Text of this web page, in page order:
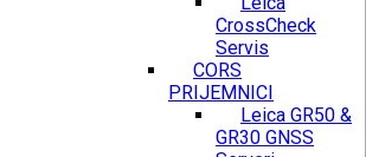
CrossCheck
Servis
CORS
PRIJEMNICI
Leica GR50 &
GR30 GNSS